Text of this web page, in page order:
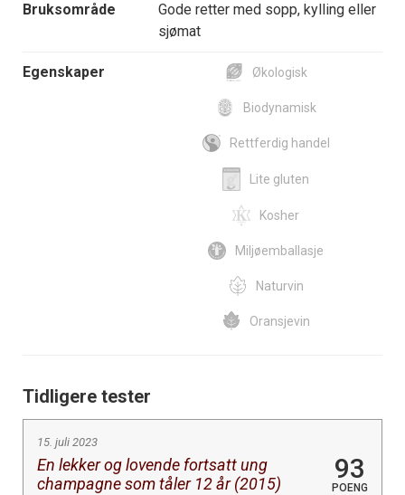
Bruksområde
Gode retter med sopp, kylling eller
sjømat
Egenskaper Økologisk
Biodynamisk
Rettferdig handel
Lite gluten
Kosher
Miljøemballasje
Naturvin
Oransjevin
Tidligere tester
15. juli 2023
En lekker og lovende fortsatt ung
champagne som tåler 12 år (2015)
93
POENG